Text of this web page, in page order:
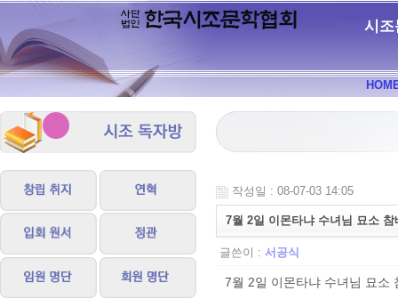
시조
작성일 : 08-07-03 14:05
7월 2일 이몬타냐 수녀님 묘소 참
글쓴이 : 서공식
7월 2일 이몬타냐 수녀님 묘소